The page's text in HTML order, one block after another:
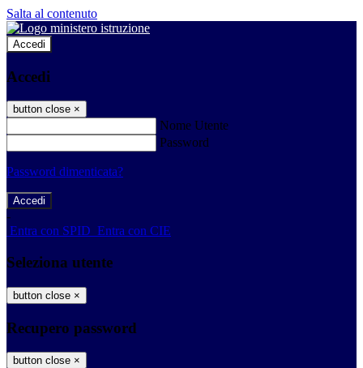
Salta al contenuto
Accedi
Accedi
button close ×
Nome Utente
Password
Password dimenticata?
-
Entra con SPID Entra con CIE
Seleziona utente
button close ×
Recupero password
button close ×